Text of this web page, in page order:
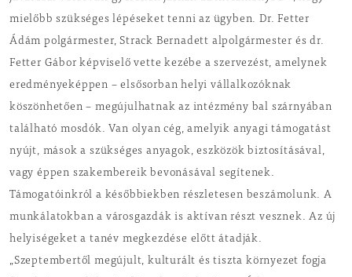
mielőbb szükséges lépéseket tenni az ügyben. Dr. Fetter
Ádám polgármester, Strack Bernadett alpolgármester és dr.
Fetter Gábor képviselő vette kezébe a szervezést, amelynek
eredményeképpen – elsősorban helyi vállalkozóknak
köszönhetően – megújulhatnak az intézmény bal szárnyában
található mosdók. Van olyan cég, amelyik anyagi támogatást
nyújt, mások a szükséges anyagok, eszközök biztosításával,
vagy éppen szakembereik bevonásával segítenek.
Támogatóinkról a későbbiekben részletesen beszámolunk. A
munkálatokban a városgazdák is aktívan részt vesznek. Az új
helyiségeket a tanév megkezdése előtt átadják.
„Szeptembertől megújult, kulturált és tiszta környezet fogja